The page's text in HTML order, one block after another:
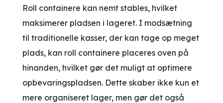
Roll containere kan nemt stables, hvilket
maksimerer pladsen i lageret. I modsætning
til traditionelle kasser, der kan tage op meget
plads, kan roll containere placeres oven på
hinanden, hvilket gør det muligt at optimere
opbevaringspladsen. Dette skaber ikke kun et
mere organiseret lager, men gør det også